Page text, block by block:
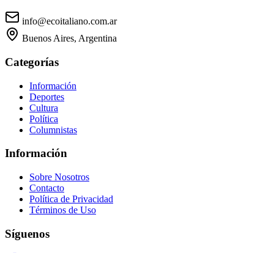
info@ecoitaliano.com.ar
Buenos Aires, Argentina
Categorías
Información
Deportes
Cultura
Política
Columnistas
Información
Sobre Nosotros
Contacto
Política de Privacidad
Términos de Uso
Síguenos